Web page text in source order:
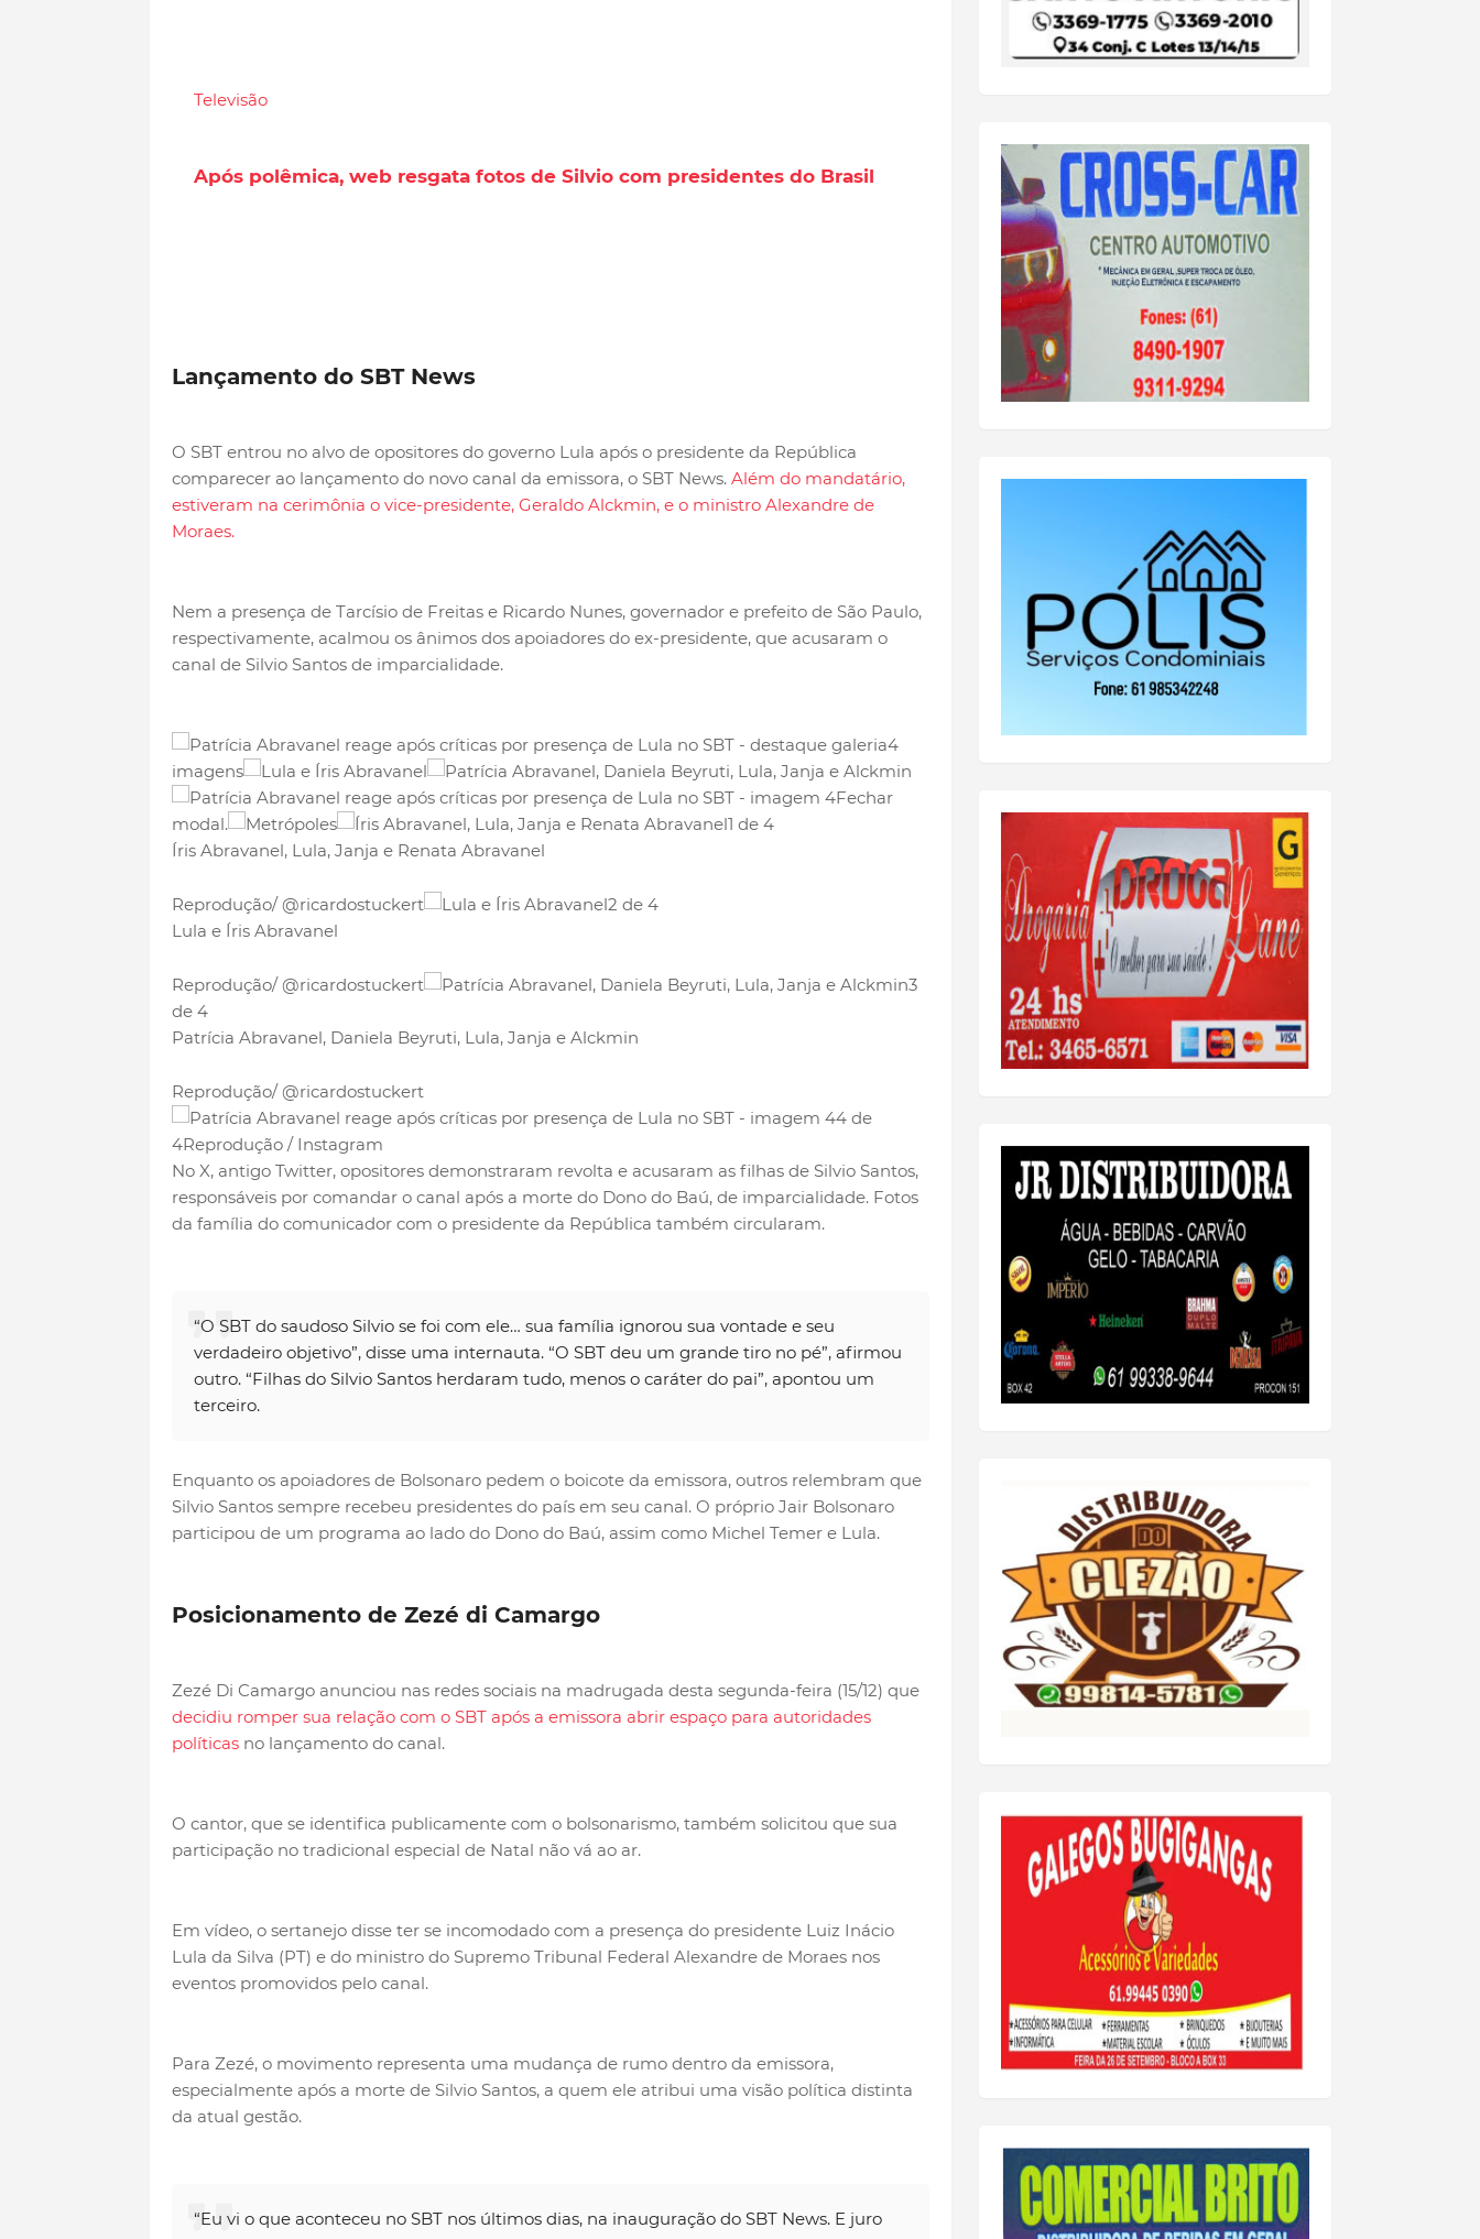
Televisão
Após polêmica, web resgata fotos de Silvio com presidentes do Brasil
Lançamento do SBT News
O SBT entrou no alvo de opositores do governo Lula após o presidente da República
comparecer ao lançamento do novo canal da emissora, o SBT News. Além do mandatário,
estiveram na cerimônia o vice-presidente, Geraldo Alckmin, e o ministro Alexandre de
Moraes.
Nem a presença de Tarcísio de Freitas e Ricardo Nunes, governador e prefeito de São Paulo,
respectivamente, acalmou os ânimos dos apoiadores do ex-presidente, que acusaram o
canal de Silvio Santos de imparcialidade.
4
imagens
Fechar
modal.
1 de 4
Íris Abravanel, Lula, Janja e Renata Abravanel
Reprodução/ @ricardostuckert
2 de 4
Lula e Íris Abravanel
Reprodução/ @ricardostuckert
3
de 4
Patrícia Abravanel, Daniela Beyruti, Lula, Janja e Alckmin
Reprodução/ @ricardostuckert
4 de
4Reprodução / Instagram
No X, antigo Twitter, opositores demonstraram revolta e acusaram as filhas de Silvio Santos,
responsáveis por comandar o canal após a morte do Dono do Baú, de imparcialidade. Fotos
da família do comunicador com o presidente da República também circularam.
“O SBT do saudoso Silvio se foi com ele… sua família ignorou sua vontade e seu
verdadeiro objetivo”, disse uma internauta. “O SBT deu um grande tiro no pé”, afirmou
outro. “Filhas do Silvio Santos herdaram tudo, menos o caráter do pai”, apontou um
terceiro.
Enquanto os apoiadores de Bolsonaro pedem o boicote da emissora, outros relembram que
Silvio Santos sempre recebeu presidentes do país em seu canal. O próprio Jair Bolsonaro
participou de um programa ao lado do Dono do Baú, assim como Michel Temer e Lula.
Posicionamento de Zezé di Camargo
Zezé Di Camargo anunciou nas redes sociais na madrugada desta segunda-feira (15/12) que
decidiu romper sua relação com o SBT após a emissora abrir espaço para autoridades
políticasno lançamento do canal.
O cantor, que se identifica publicamente com o bolsonarismo, também solicitou que sua
participação no tradicional especial de Natal não vá ao ar.
Em vídeo, o sertanejo disse ter se incomodado com a presença do presidente Luiz Inácio
Lula da Silva (PT) e do ministro do Supremo Tribunal Federal Alexandre de Moraes nos
eventos promovidos pelo canal.
Para Zezé, o movimento representa uma mudança de rumo dentro da emissora,
especialmente após a morte de Silvio Santos, a quem ele atribui uma visão política distinta
da atual gestão.
“Eu vi o que aconteceu no SBT nos últimos dias, na inauguração do SBT News. E juro